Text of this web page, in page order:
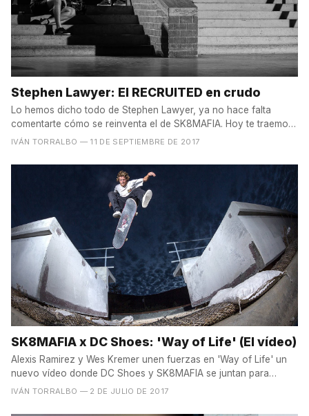
Stephen Lawyer: El RECRUITED en crudo
Lo hemos dicho todo de Stephen Lawyer, ya no hace falta
comentarte cómo se reinventa el de SK8MAFIA. Hoy te traemos
el...
IVÁN TORRALBO — 11 DE SEPTIEMBRE DE 2017
SK8MAFIA x DC Shoes: 'Way of Life' (El vídeo)
Alexis Ramirez y Wes Kremer unen fuerzas en 'Way of Life' un
nuevo vídeo donde DC Shoes y SK8MAFIA se juntan para
sacar...
IVÁN TORRALBO — 2 DE JULIO DE 2017